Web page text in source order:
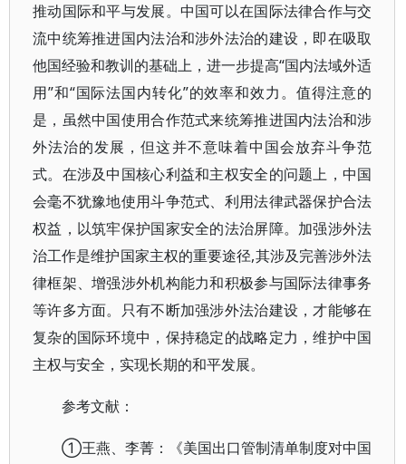
推动国际和平与发展。中国可以在国际法律合作与交
流中统筹推进国内法治和涉外法治的建设，即在吸取
他国经验和教训的基础上，进一步提高“国内法域外适
用”和“国际法国内转化”的效率和效力。值得注意的
是，虽然中国使用合作范式来统筹推进国内法治和涉
外法治的发展，但这并不意味着中国会放弃斗争范
式。在涉及中国核心利益和主权安全的问题上，中国
会毫不犹豫地使用斗争范式、利用法律武器保护合法
权益，以筑牢保护国家安全的法治屏障。加强涉外法
治工作是维护国家主权的重要途径,其涉及完善涉外法
律框架、增强涉外机构能力和积极参与国际法律事务
等许多方面。只有不断加强涉外法治建设，才能够在
复杂的国际环境中，保持稳定的战略定力，维护中国
主权与安全，实现长期的和平发展。
参考文献：
①王燕、李菁：《美国出口管制清单制度对中国